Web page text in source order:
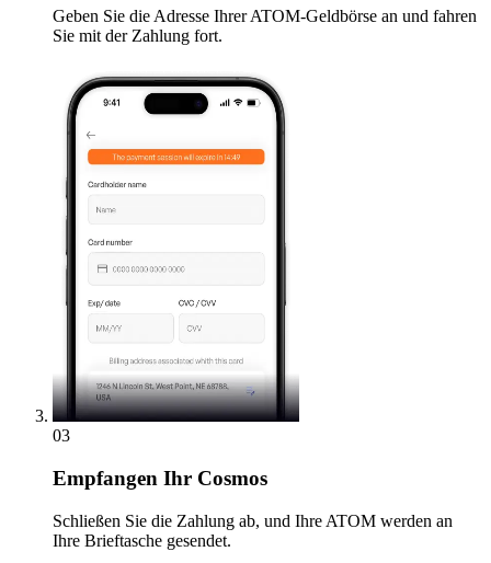
Geben Sie die Adresse Ihrer ATOM-Geldbörse an und fahren
Sie mit der Zahlung fort.
03
Empfangen Ihr Cosmos
Schließen Sie die Zahlung ab, und Ihre ATOM werden an
Ihre Brieftasche gesendet.